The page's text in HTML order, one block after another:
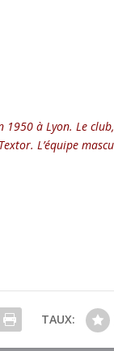
à Lyon. Le
L’équipe
TAUX: